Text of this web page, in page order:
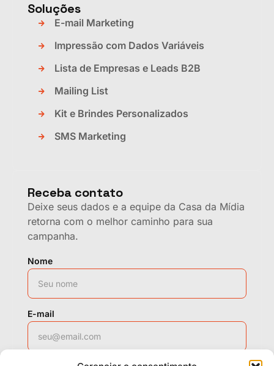
Soluções
E-mail Marketing
Impressão com Dados Variáveis
Lista de Empresas e Leads B2B
Mailing List
Kit e Brindes Personalizados
SMS Marketing
Receba contato
Deixe seus dados e a equipe da Casa da Mídia
retorna com o melhor caminho para sua
campanha.
Nome
E-mail